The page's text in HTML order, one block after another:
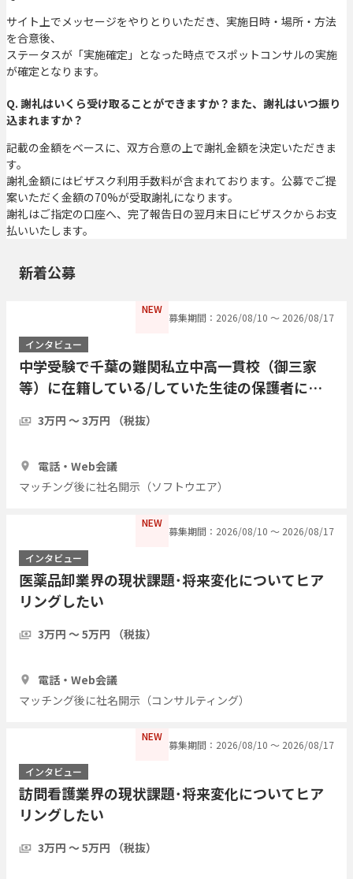
サイト上でメッセージをやりとりいただき、実施日時・場所・方法
を合意後、
ステータスが「実施確定」となった時点でスポットコンサルの実施
が確定となります。
Q. 謝礼はいくら受け取ることができますか？また、謝礼はいつ振り
込まれますか？
記載の金額をベースに、双方合意の上で謝礼金額を決定いただきま
す。
謝礼金額にはビザスク利用手数料が含まれております。公募でご提
案いただく金額の70%が受取謝礼になります。
謝礼はご指定の口座へ、完了報告日の翌月末日にビザスクからお支
払いいたします。
新着公募
NEW
募集期間：2026/08/10 〜 2026/08/17
インタビュー
中学受験で千葉の難関私立中高一貫校（御三家
等）に在籍している/していた生徒の保護者にイ
3万円 〜 3万円 （税抜）
電話・Web会議
マッチング後に社名開示（ソフトウエア）
NEW
募集期間：2026/08/10 〜 2026/08/17
インタビュー
医薬品卸業界の現状課題･将来変化についてヒア
リングしたい
3万円 〜 5万円 （税抜）
電話・Web会議
マッチング後に社名開示（コンサルティング）
NEW
募集期間：2026/08/10 〜 2026/08/17
インタビュー
訪問看護業界の現状課題･将来変化についてヒア
リングしたい
3万円 〜 5万円 （税抜）